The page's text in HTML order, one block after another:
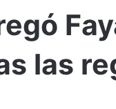
las